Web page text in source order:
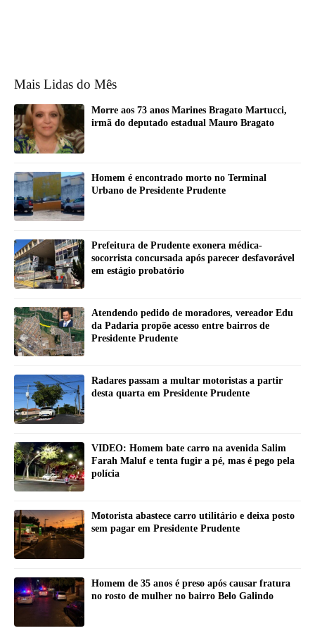
Mais Lidas do Mês
Morre aos 73 anos Marines Bragato Martucci,
irmã do deputado estadual Mauro Bragato
Homem é encontrado morto no Terminal
Urbano de Presidente Prudente
Prefeitura de Prudente exonera médica-
socorrista concursada após parecer desfavorável
em estágio probatório
Atendendo pedido de moradores, vereador Edu
da Padaria propõe acesso entre bairros de
Presidente Prudente
Radares passam a multar motoristas a partir
desta quarta em Presidente Prudente
VIDEO: Homem bate carro na avenida Salim
Farah Maluf e tenta fugir a pé, mas é pego pela
polícia
Motorista abastece carro utilitário e deixa posto
sem pagar em Presidente Prudente
Homem de 35 anos é preso após causar fratura
no rosto de mulher no bairro Belo Galindo